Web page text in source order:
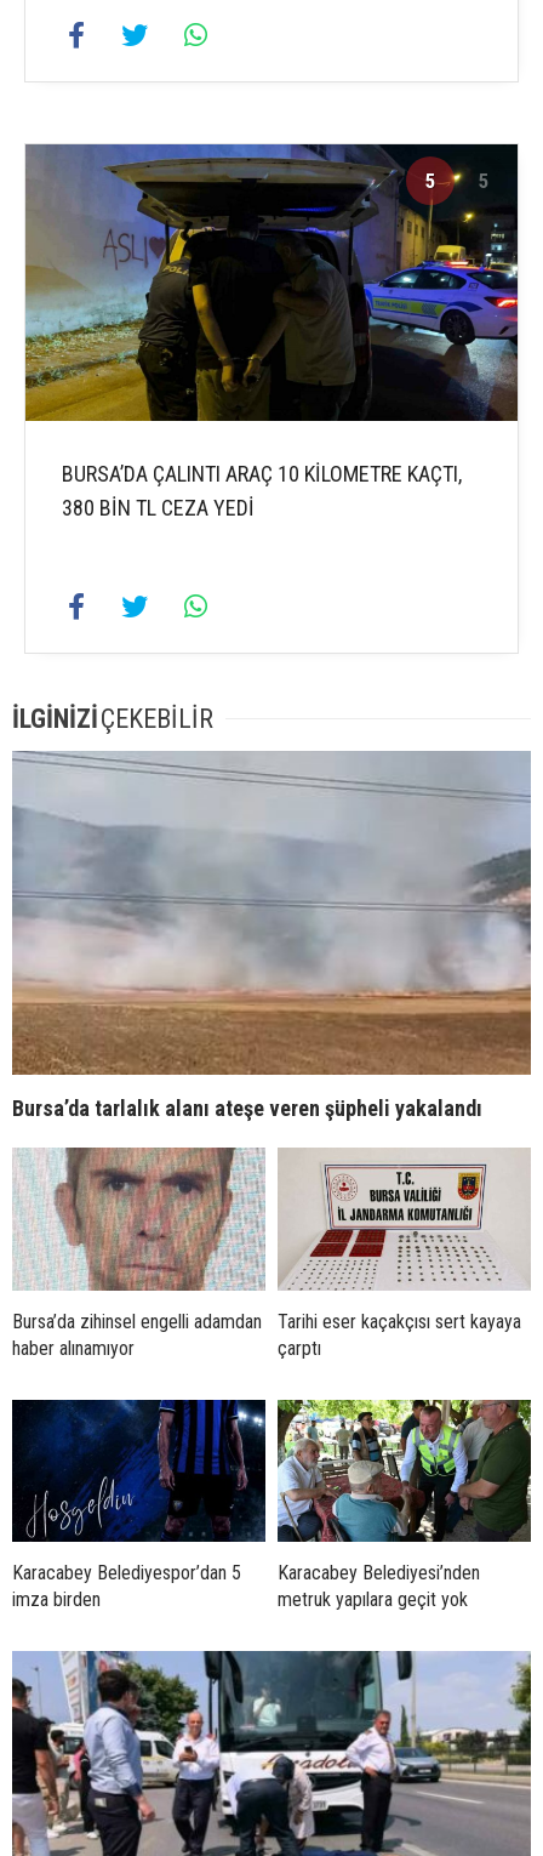
5 5
BURSA’DA ÇALINTI ARAÇ 10 KİLOMETRE KAÇTI,
380 BİN TL CEZA YEDİ
İLGİNİZİÇEKEBİLİR
Bursa’da tarlalık alanı ateşe veren şüpheli yakalandı
Bursa’da zihinsel engelli adamdan
haber alınamıyor
Tarihi eser kaçakçısı sert kayaya
çarptı
Karacabey Belediyespor’dan 5
imza birden
Karacabey Belediyesi’nden
metruk yapılara geçit yok